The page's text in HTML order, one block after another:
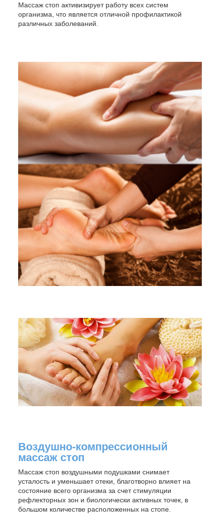
Массаж стоп активизирует работу всех систем
организма, что является отличной профилактикой
различных заболеваний.
Воздушно-компрессионный
массаж стоп
Массаж стоп воздушными подушками снимает
усталость и уменьшает отеки, благотворно влияет на
состояние всего организма за счет стимуляции
рефлекторных зон и биологически активных точек, в
большом количестве расположенных на стопе.